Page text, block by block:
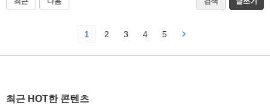
1 2 3 4 5
최근 HOT한 콘텐츠